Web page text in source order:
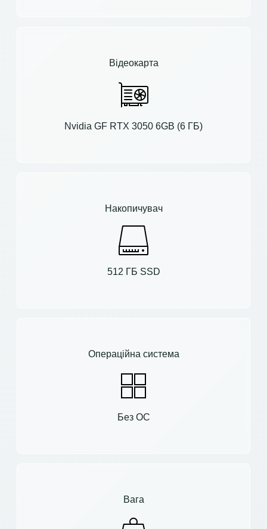
Відеокарта
Nvidia GF RTX 3050 6GB (6 ГБ)
Накопичувач
512 ГБ SSD
Операційна система
Без ОС
Вага